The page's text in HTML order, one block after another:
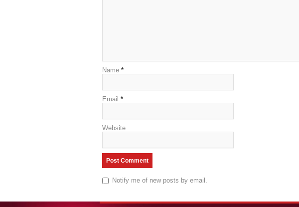
Name *
Email *
Website
Notify me of new posts by email.